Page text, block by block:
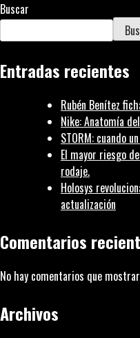
de
la
para
qué
hay
allá
Buscar
Entradas recientes
Rubén Benítez
Nike: Anatomía
STORM: cuando
El mayor riesgo
rodaje.
Holosys
actualización
Comentarios
No hay comentarios que
Archivos